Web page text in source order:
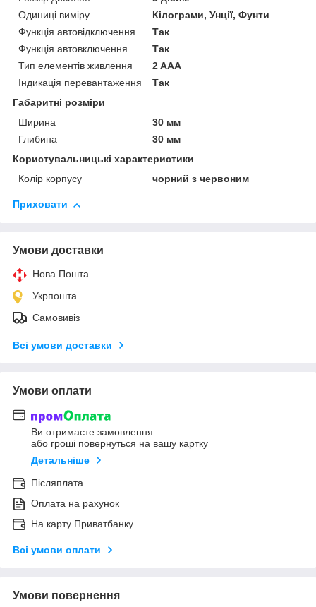
Одиниці виміру
Кілограми, Унції, Фунти
Функція автовідключення
Так
Функція автовключення
Так
Тип елементів живлення
2 AAA
Індикація перевантаження
Так
Габаритні розміри
Ширина
30 мм
Глибина
30 мм
Користувальницькі характеристики
Колір корпусу
чорний з червоним
Приховати
Умови доставки
Нова Пошта
Укрпошта
Самовивіз
Всі умови доставки
Умови оплати
Ви отримаєте замовлення
або гроші повернуться на вашу картку
Детальніше
Післяплата
Оплата на рахунок
На карту Приватбанку
Всі умови оплати
Умови повернення